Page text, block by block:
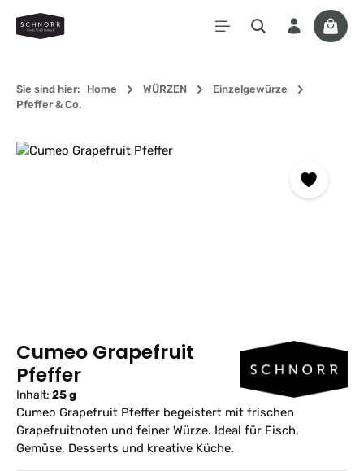
Zum Hauptinhalt springen
Sie sind hier: Home WÜRZEN
Einzelgewürze
Pfeffer & Co.
Bildergalerie überspringen
Cumeo Grapefruit
Pfeffer
Inhalt: 25 g
Cumeo Grapefruit Pfeffer begeistert mit frischen
Grapefruitnoten und feiner Würze. Ideal für Fisch,
Gemüse, Desserts und kreative Küche.